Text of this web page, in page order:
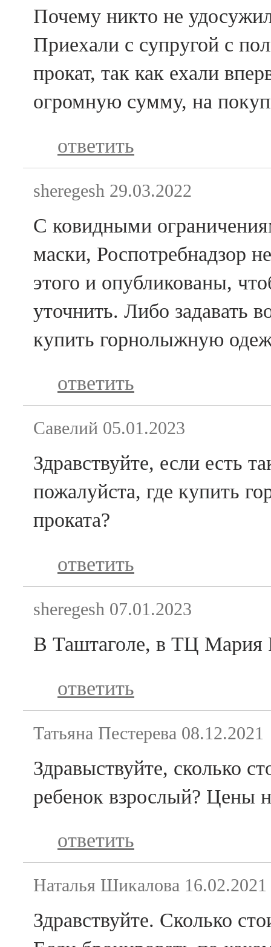
Почему никто не
Приехали с супругой с
прокат, так как ехали
огромную сумму, на
ответить
sheregesh 29.03.2022
С ковидными
маски, Роспотребнадзор
этого и опубликованы,
уточнить. Либо задавать
купить горнолыжную
ответить
Савелий 05.01.2023
Здравствуйте, если есть
пожалуйста, где купить
проката?
ответить
sheregesh 07.01.2023
В Таштаголе, в ТЦ Мария
ответить
Татьяна Пестерева 08.12.2021
Здравыствуйте, сколько
ребенок взрослый? Цены
ответить
Наталья Шикалова 16.02.2021
Здравствуйте. Сколько